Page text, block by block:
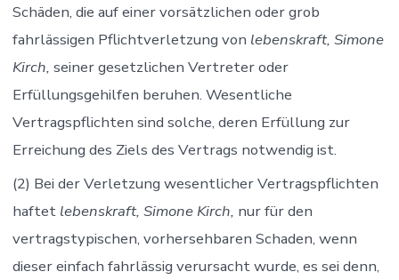
Schäden, die auf einer vorsätzlichen oder grob
fahrlässigen Pflichtverletzung von lebenskraft, Simone
Kirch, seiner gesetzlichen Vertreter oder
Erfüllungsgehilfen beruhen. Wesentliche
Vertragspflichten sind solche, deren Erfüllung zur
Erreichung des Ziels des Vertrags notwendig ist.
(2) Bei der Verletzung wesentlicher Vertragspflichten
haftet lebenskraft, Simone Kirch, nur für den
vertragstypischen, vorhersehbaren Schaden, wenn
dieser einfach fahrlässig verursacht wurde, es sei denn,